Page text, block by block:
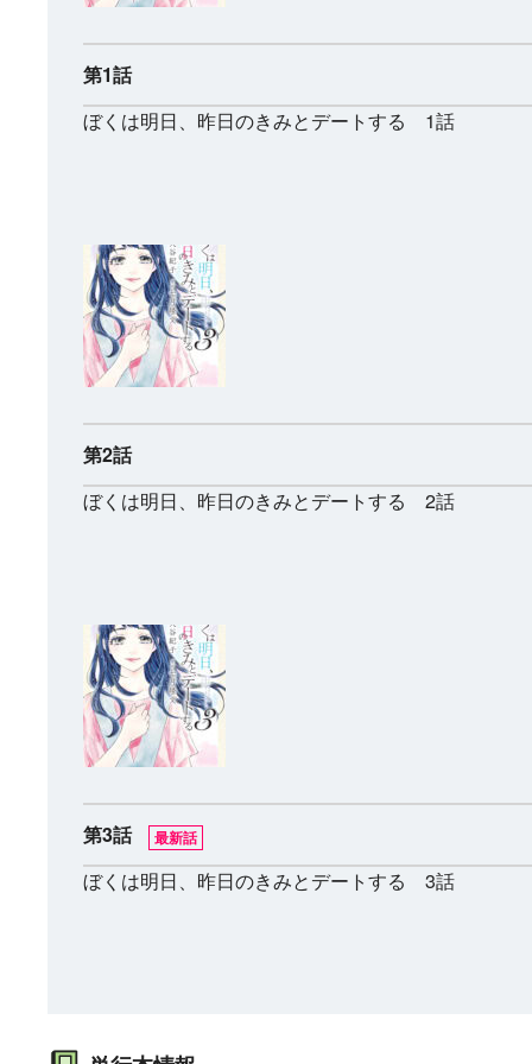
2026年秋、TVアニ
紙で復刊！
タジー、最終第10巻 売中！
第1話
ぼくは明日、昨日のきみとデートする 1話
第2話
ぼくは明日、昨日のきみとデートする 2話
第3話 最新話
ぼくは明日、昨日のきみとデートする 3話